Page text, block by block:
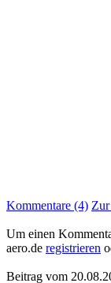
Kommentare (4) Zur
Um einen
aero.de registrieren
Beitrag vom